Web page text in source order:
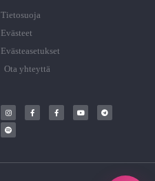
Tietosuoja
Evästeet
Evästeasetukset
Ota yhteyttä